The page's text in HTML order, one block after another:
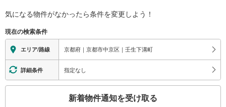
気になる物件がなかったら条件を変更しよう！
現在の検索条件
エリア/路線 京都府｜京都市中京区｜壬生下溝町
詳細条件 指定なし
新着物件通知を受け取る